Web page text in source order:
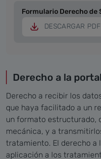
Formulario Derecho de
DESCARGAR PDF
Derecho a la
Derecho a recibir los
que haya facilitado a un
un formato estructurado,
mecánica, y a
tratamiento. El derecho a
aplicación a los